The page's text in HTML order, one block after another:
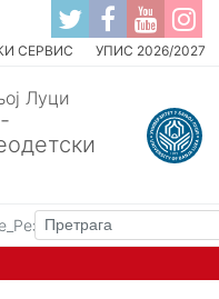
СЕРВИС УПИС 2026/2027
Луци
писменог